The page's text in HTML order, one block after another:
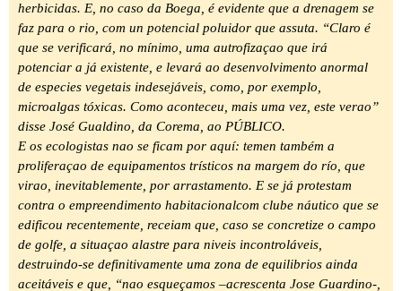
herbicidas. E, no caso da Boega, é evidente que a drenagem se
faz para o rio, com un potencial poluidor que assuta. “Claro é
que se verificará, no mínimo, uma autrofizaçao que irá
potenciar a já existente, e levará ao desenvolvimento anormal
de especies vegetais indesejáveis, como, por exemplo,
microalgas tóxicas. Como aconteceu, mais uma vez, este verao”
disse José Gualdino, da Corema, ao PÚBLICO.
E os ecologistas nao se ficam por aquí: temen também a
proliferaçao de equipamentos trísticos na margem do río, que
virao, inevitablemente, por arrastamento. E se já protestam
contra o empreendimento habitacionalcom clube náutico que se
edificou recentemente, receiam que, caso se concretize o campo
de golfe, a situaçao alastre para niveis incontroláveis,
destruindo-se definitivamente uma zona de equilibrios ainda
aceitáveis e que, “nao esqueçamos –acrescenta Jose Guardino-,